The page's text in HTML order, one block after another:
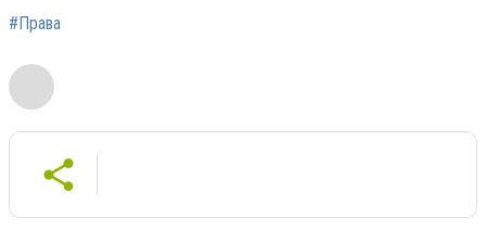
#Права